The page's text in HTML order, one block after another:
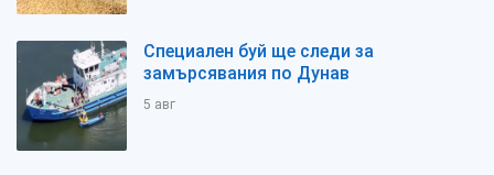
Специален буй ще следи за
замърсявания по Дунав
5 авг